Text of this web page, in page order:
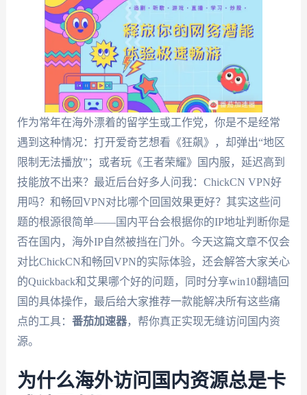
作为常年在海外漂着的留学生或工作党，你是不是经常
遇到这种情况：打开爱奇艺想看《狂飙》，却弹出“地区
限制无法播放”；或者玩《王者荣耀》国内服，延迟高到
技能放不出来？最近后台好多人问我：ChickCN VPN好
用吗？和畅回VPN对比哪个回国效果更好？其实这些问
题的根源很简单——国内平台会根据你的IP地址判断你是
否在国内，海外IP自然被挡在门外。今天这篇文章不仅会
对比ChickCN和畅回VPN的实际体验，还会解答大家关心
的Quickback和艾果哪个好的问题，同时分享win10翻墙回
国的具体操作，最后给大家推荐一款能解决所有这些痛
点的工具： 番茄加速器，帮你真正实现无缝访问国内资
源。
为什么海外访问国内资源总是卡